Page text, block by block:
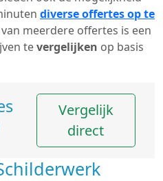
diverse offertes op te
meerdere offertes is een
tevergelijken op basis
Vergelijk
direct